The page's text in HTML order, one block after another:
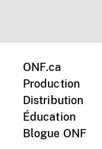
ONF.ca
Production
Distribution
Éducation
Blogue ONF